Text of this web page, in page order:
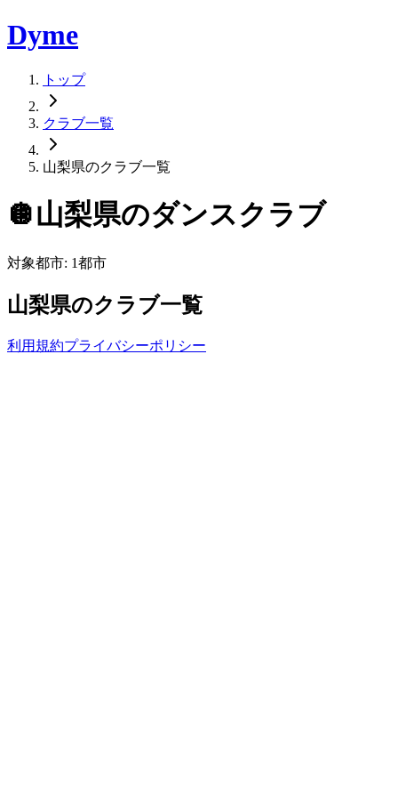
Dyme
トップ
クラブ一覧
山梨県のクラブ一覧
🪩山梨県のダンスクラブ
対象都市: 1都市
山梨県のクラブ一覧
利用規約プライバシーポリシー